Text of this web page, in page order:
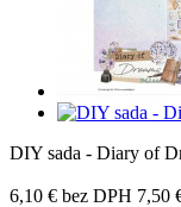
DIY sada - Diary of
6,10 € bez DPH 7,50